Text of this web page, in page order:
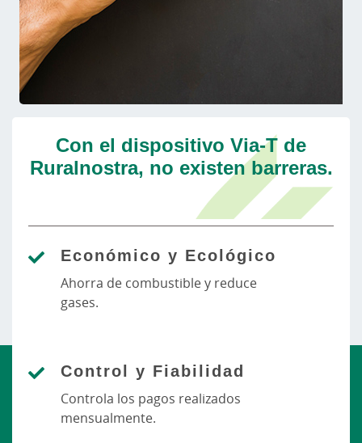
Con el dispositivo Via-T de
Ruralnostra, no existen barreras.
Económico y Ecológico
Ahorra de combustible y reduce
gases.
Control y Fiabilidad
Controla los pagos realizados
mensualmente.